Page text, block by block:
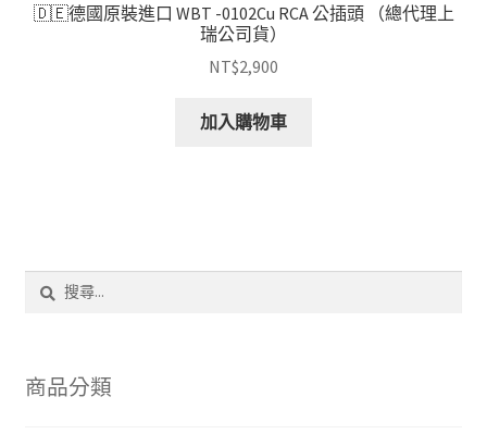
🇩🇪德國原裝進口 WBT -0102Cu RCA 公插頭 （總代理上
瑞公司貨）
NT$2,900
加入購物車
字:
商品分類